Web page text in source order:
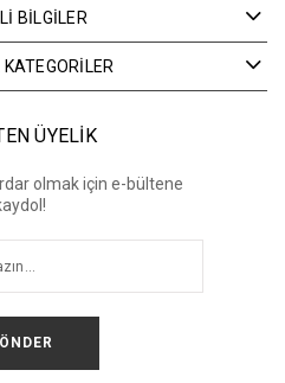
BİLGİLER
KATEGORİLER
ÜYELİK
olmak için e-bültene